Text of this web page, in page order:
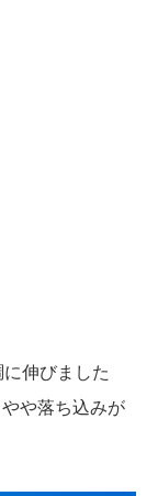
伸びました
やや落ち込みが